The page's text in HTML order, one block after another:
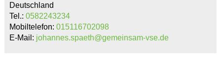
Deutschland
Tel.: 0582243234
Mobiltelefon: 015116702098
E-Mail: johannes.spaeth@gemeinsam-vse.de